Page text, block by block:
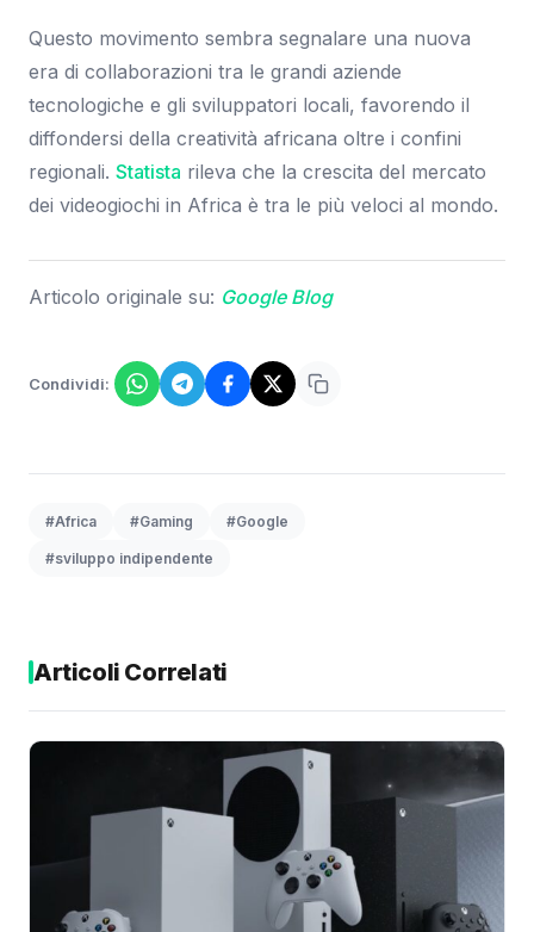
Questo movimento sembra segnalare una nuova
era di collaborazioni tra le grandi aziende
tecnologiche e gli sviluppatori locali, favorendo il
diffondersi della creatività africana oltre i confini
regionali. Statista rileva che la crescita del mercato
dei videogiochi in Africa è tra le più veloci al mondo.
Articolo originale su: Google Blog
Condividi:
#Africa #Gaming #Google
#sviluppo indipendente
Articoli Correlati